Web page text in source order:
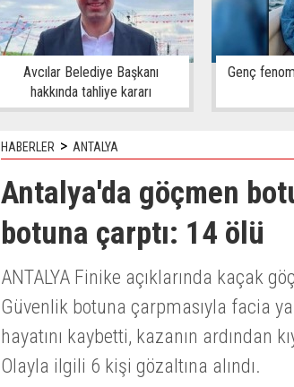
Avcılar Belediye Başkanı
hakkında tahliye kararı
Genç
HABERLER > ANTALYA
Antalya'da göçmen
botuna çarptı: 14 ölü
ANTALYA Finike açıklarında kaçak
Güvenlik botuna çarpmasıyla facia
hayatını kaybetti, kazanın ardından
Olayla ilgili 6 kişi gözaltına alındı.